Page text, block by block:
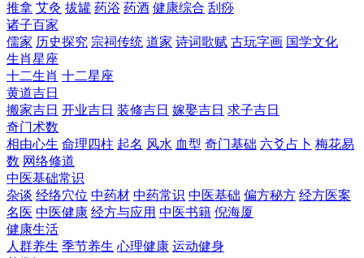
推拿 艾灸 拔罐 药浴 药酒 健康综合 刮痧
诸子百家
儒家 历史探究 宗祠传统 道家 诗词歌赋 古玩字画 国学文化
生肖星座
十二生肖 十二星座
黄道吉日
搬家吉日 开业吉日 装修吉日 嫁娶吉日 求子吉日
奇门术数
相由心生 命理四柱 起名 风水 血型 奇门基础 六爻占卜 梅花易
数 网络修道
中医基础常识
杂谈 经络穴位 中药材 中药常识 中医基础 偏方秘方 经方医案
名医 中医健康 经方与应用 中医书籍 倪海厦
健康生活
人群养生 季节养生 心理健康 运动健身